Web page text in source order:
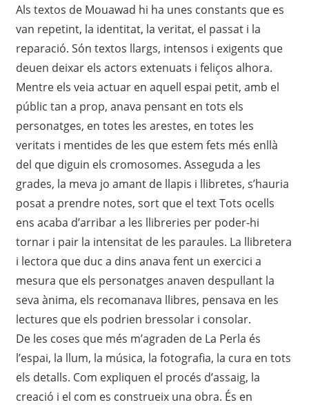
Als textos de Mouawad hi ha unes constants que es
van repetint, la identitat, la veritat, el passat i la
reparació. Són textos llargs, intensos i exigents que
deuen deixar els actors extenuats i feliços alhora.
Mentre els veia actuar en aquell espai petit, amb el
públic tan a prop, anava pensant en tots els
personatges, en totes les arestes, en totes les
veritats i mentides de les que estem fets més enllà
del que diguin els cromosomes. Asseguda a les
grades, la meva jo amant de llapis i llibretes, s’hauria
posat a prendre notes, sort que el text Tots ocells
ens acaba d’arribar a les llibreries per poder-hi
tornar i pair la intensitat de les paraules. La llibretera
i lectora que duc a dins anava fent un exercici a
mesura que els personatges anaven despullant la
seva ànima, els recomanava llibres, pensava en les
lectures que els podrien bressolar i consolar.
De les coses que més m’agraden de La Perla és
l’espai, la llum, la música, la fotografia, la cura en tots
els detalls. Com expliquen el procés d’assaig, la
creació i el com es construeix una obra. És en